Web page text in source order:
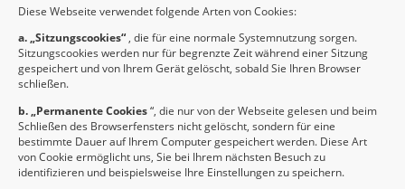
Diese Webseite verwendet folgende Arten von Cookies:
a. „Sitzungscookies“ , die für eine normale Systemnutzung sorgen.
Sitzungscookies werden nur für begrenzte Zeit während einer Sitzung
gespeichert und von Ihrem Gerät gelöscht, sobald Sie Ihren Browser
schließen.
b. „Permanente Cookies“, die nur von der Webseite gelesen und beim
Schließen des Browserfensters nicht gelöscht, sondern für eine
bestimmte Dauer auf Ihrem Computer gespeichert werden. Diese Art
von Cookie ermöglicht uns, Sie bei Ihrem nächsten Besuch zu
identifizieren und beispielsweise Ihre Einstellungen zu speichern.